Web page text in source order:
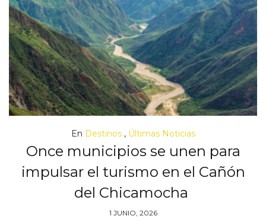
En Destinos, Últimas Noticias
Once municipios se unen para
impulsar el turismo en el Cañón
del Chicamocha
1 JUNIO, 2026